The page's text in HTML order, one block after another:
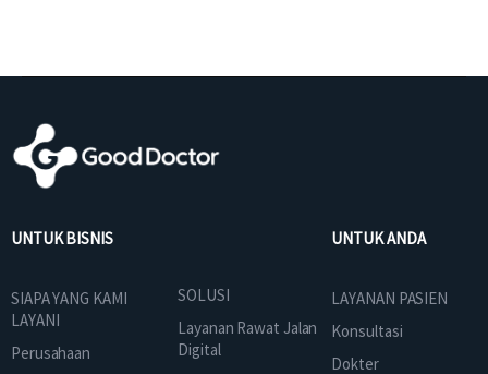
UNTUK BISNIS
SIAPA YANG KAMI
LAYANI
Perusahaan
SOLUSI
Layanan Rawat Jalan
Digital
UNTUK ANDA
LAYANAN PASIEN
Konsultasi
Dokter